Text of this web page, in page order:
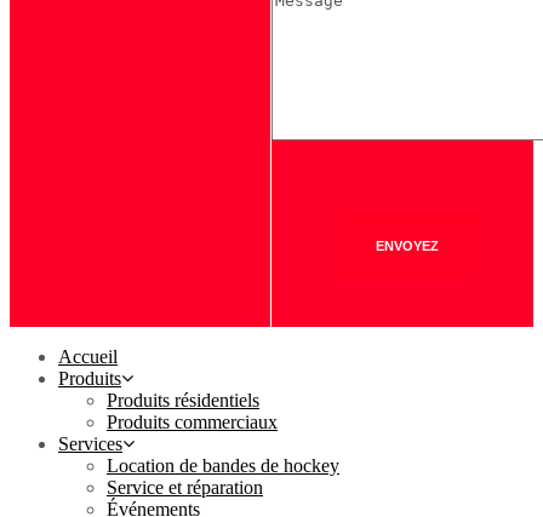
ENVOYEZ
Accueil
Produits
Produits résidentiels
Produits commerciaux
Services
Location de bandes de hockey
Service et réparation
Événements